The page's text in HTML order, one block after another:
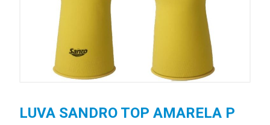
LUVA SANDRO TOP AMARELA P